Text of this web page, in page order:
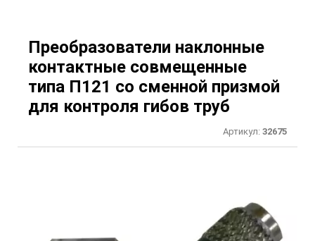
Преобразователи наклонные
контактные совмещенные
типа П121 со сменной призмой
для контроля гибов труб
Артикул: 32675